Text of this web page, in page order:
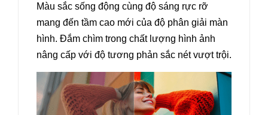
Màu sắc sống động cùng độ sáng rực rỡ
mang đến tầm cao mới của độ phân giải màn
hình. Đắm chìm trong chất lượng hình ảnh
nâng cấp với độ tương phản sắc nét vượt trội.